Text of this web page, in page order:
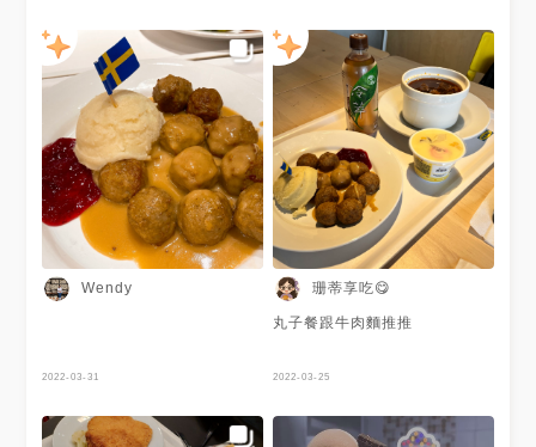
Wendy
2022-03-31
珊蒂享吃😋
丸子餐跟牛肉麵推推
2022-03-25